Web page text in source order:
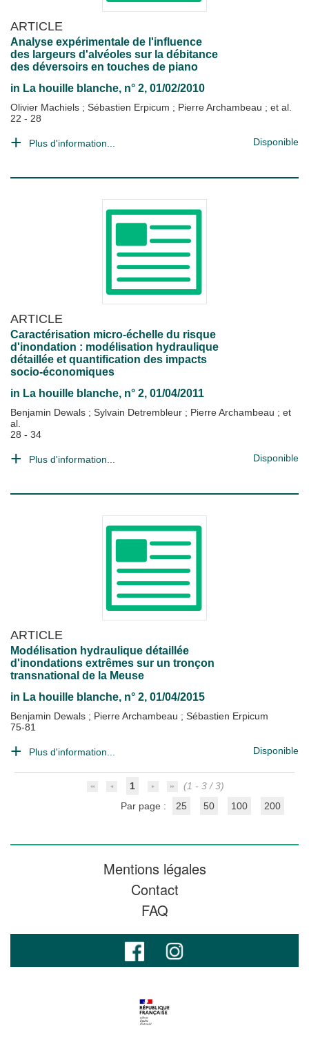
ARTICLE
Analyse expérimentale de l'influence
des largeurs d'alvéoles sur la débitance
des déversoirs en touches de piano
in La houille blanche, n° 2, 01/02/2010
Olivier Machiels ; Sébastien Erpicum ; Pierre Archambeau ; et al.
22 - 28
Plus d'information... Disponible
ARTICLE
Caractérisation micro-échelle du risque
d'inondation : modélisation hydraulique
détaillée et quantification des impacts
socio-économiques
in La houille blanche, n° 2, 01/04/2011
Benjamin Dewals ; Sylvain Detrembleur ; Pierre Archambeau ; et
al.
28 - 34
Plus d'information... Disponible
ARTICLE
Modélisation hydraulique détaillée
d'inondations extrêmes sur un tronçon
transnational de la Meuse
in La houille blanche, n° 2, 01/04/2015
Benjamin Dewals ; Pierre Archambeau ; Sébastien Erpicum
75-81
Plus d'information... Disponible
1
(1 - 3 / 3)
Par page :
25 50 100 200
Mentions légales
Contact
FAQ